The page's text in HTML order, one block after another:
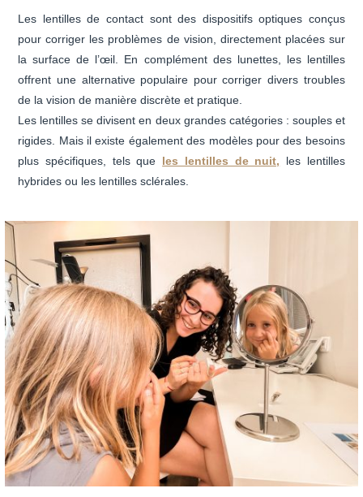
Les lentilles de contact sont des dispositifs optiques conçus
pour corriger les problèmes de vision, directement placées sur
la surface de l’œil. En complément des lunettes, les lentilles
offrent une alternative populaire pour corriger divers troubles
de la vision de manière discrète et pratique.
Les lentilles se divisent en deux grandes catégories : souples et
rigides. Mais il existe également des modèles pour des besoins
plus spécifiques, tels que les lentilles de nuit, les lentilles
hybrides ou les lentilles sclérales.